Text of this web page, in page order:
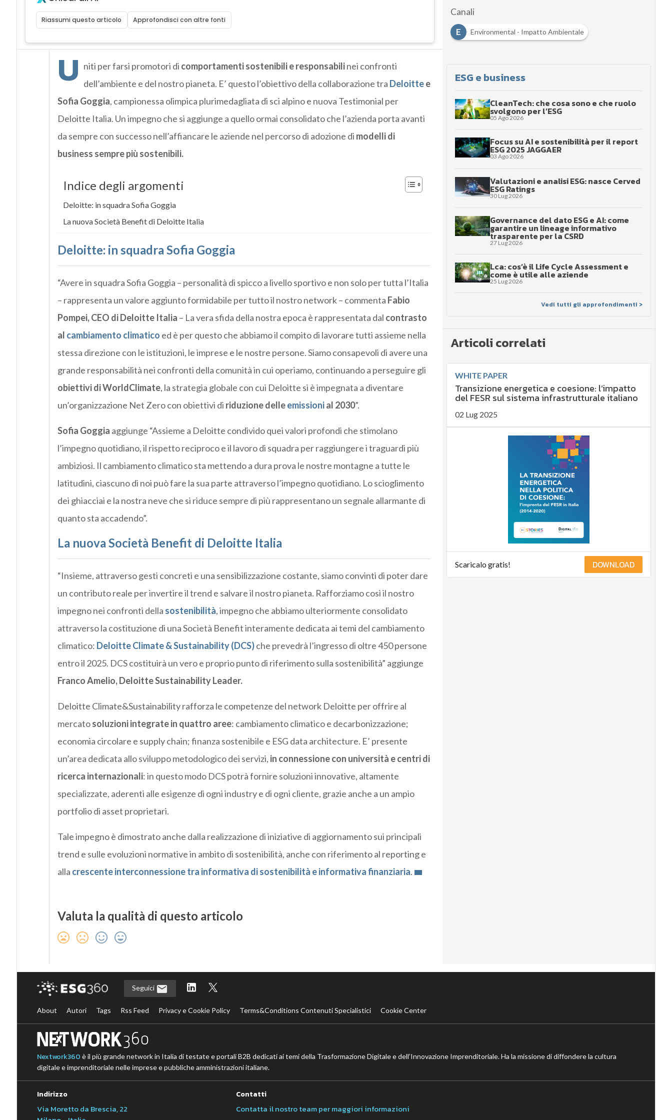
Riassumi questo articolo Approfondisci con altre fonti
U niti per farsi promotori di comportamenti sostenibili e responsabilinei confronti
dell’ambiente e del nostro pianeta. E’ questo l’obiettivo della collaborazione tra Deloittee
Sofia Goggia, campionessa olimpica plurimedagliata di sci alpino e nuova Testimonial per
Deloitte Italia. Un impegno che si aggiunge a quello ormai consolidato che l’azienda porta avanti
da sempre con successo nell’affiancare le aziende nel percorso di adozione di modelli di
business sempre più sostenibili.
Indice degli argomenti
Deloitte: in squadra Sofia Goggia
La nuova Società Benefit di Deloitte Italia
Deloitte: in squadra Sofia Goggia
“Avere in squadra Sofia Goggia – personalità di spicco a livello sportivo e non solo per tutta l’Italia
– rappresenta un valore aggiunto formidabile per tutto il nostro network – commenta Fabio
Pompei, CEO di Deloitte Italia – La vera sfida della nostra epoca è rappresentata dal contrasto
al cambiamento climatico ed è per questo che abbiamo il compito di lavorare tutti assieme nella
stessa direzione con le istituzioni, le imprese e le nostre persone. Siamo consapevoli di avere una
grande responsabilità nei confronti della comunità in cui operiamo, continuando a perseguire gli
obiettivi di WorldClimate, la strategia globale con cui Deloitte si è impegnata a diventare
un’organizzazione Net Zero con obiettivi di riduzione delleemissionial 2030”.
Sofia Goggia aggiunge “Assieme a Deloitte condivido quei valori profondi che stimolano
l’impegno quotidiano, il rispetto reciproco e il lavoro di squadra per raggiungere i traguardi più
ambiziosi. Il cambiamento climatico sta mettendo a dura prova le nostre montagne a tutte le
latitudini, ciascuno di noi può fare la sua parte attraverso l’impegno quotidiano. Lo scioglimento
dei ghiacciai e la nostra neve che si riduce sempre di più rappresentano un segnale allarmante di
quanto sta accadendo”.
La nuova Società Benefit di Deloitte Italia
“Insieme, attraverso gesti concreti e una sensibilizzazione costante, siamo convinti di poter dare
un contributo reale per invertire il trend e salvare il nostro pianeta. Rafforziamo così il nostro
impegno nei confronti della sostenibilità, impegno che abbiamo ulteriormente consolidato
attraverso la costituzione di una Società Benefit interamente dedicata ai temi del cambiamento
climatico: Deloitte Climate & Sustainability (DCS)che prevedrà l’ingresso di oltre 450 persone
entro il 2025. DCS costituirà un vero e proprio punto di riferimento sulla sostenibilità” aggiunge
Franco Amelio, Deloitte Sustainability Leader.
Deloitte Climate&Sustainability rafforza le competenze del network Deloitte per offrire al
mercatosoluzioni integrate in quattro aree: cambiamento climatico e decarbonizzazione;
economia circolare e supply chain; finanza sostenibile e ESG data architecture. E’ presente
un’area dedicata allo sviluppo metodologico dei servizi, in connessione con università e centri di
ricerca internazionali: in questo modo DCS potrà fornire soluzioni innovative, altamente
specializzate, aderenti alle esigenze di ogni industry e di ogni cliente, grazie anche a un ampio
portfolio di asset proprietari.
Tale impegno è dimostrato anche dalla realizzazione di iniziative di aggiornamento sui principali
trend e sulle evoluzioni normative in ambito di sostenibilità, anche con riferimento al reporting e
alla crescente interconnessione tra informativa di sostenibilità e informativa finanziaria.
Valuta la qualità di questo articolo
Canali
E
Environmental - Impatto Ambientale
ESG e business
CleanTech: che cosa sono e che ruolo
svolgono per l’ESG
05 Ago 2026
Focus su AI e sostenibilità per il report
ESG 2025 JAGGAER
03 Ago 2026
Valutazioni e analisi ESG: nasce Cerved
ESG Ratings
30 Lug 2026
Governance del dato ESG e AI: come
garantire un lineage informativo
trasparente per la CSRD
27 Lug 2026
Lca: cos’è il Life Cycle Assessment e
come è utile alle aziende
25 Lug 2026
Vedi tutti gli approfondimenti >
Articoli correlati
WHITE PAPER
Transizione energetica e coesione: l’impatto
del FESR sul sistema infrastrutturale italiano
02 Lug 2025
Scaricalo gratis! DOWNLOAD
Seguici
About Autori Tags Rss Feed Privacy e Cookie Policy Terms&Conditions Contenuti Specialistici Cookie Center
Nextwork360 è il più grande network in Italia di testate e portali B2B dedicati ai temi della Trasformazione Digitale e dell’Innovazione Imprenditoriale. Ha la missione di diffondere la cultura
digitale e imprenditoriale nelle imprese e pubbliche amministrazioni italiane.
Indirizzo
Via Moretto da Brescia, 22
Contatti
Contatta il nostro team per maggiori informazioni